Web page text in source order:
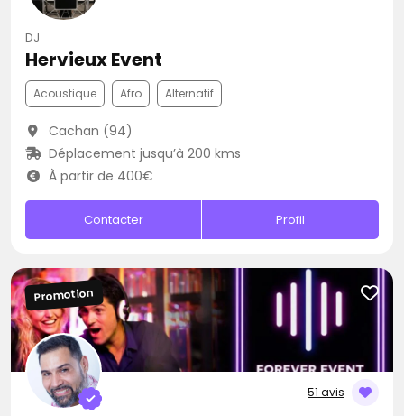
DJ
Hervieux Event
Acoustique Afro Alternatif
Cachan (94)
Déplacement jusqu’à 200 kms
À partir de 400€
Contacter Profil
51 avis
Promotion